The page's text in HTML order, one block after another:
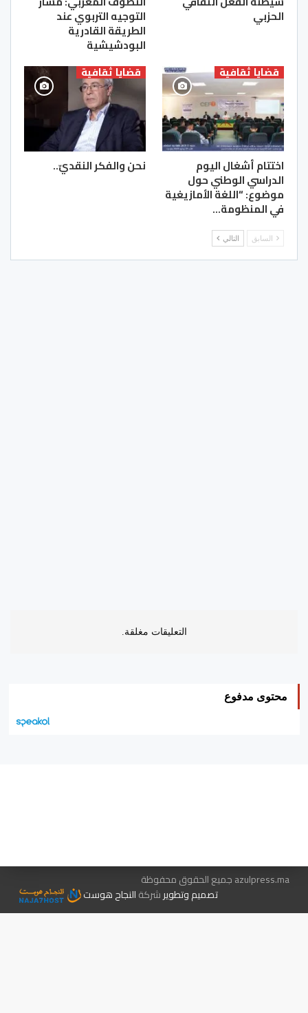
الحزبي التوجيه التربوي عند
الطريقة القادرية
البودشيشية
قضايا ثقافية
اختتام أشغال اليوم
الدراسي الوطني حول
موضوع: “اللغة الأمازيغية
في المنظومة…
قضايا ثقافية
نحن والفكر النقديّ..
السابق التالي
التعليقات مغلقة.
محتوى مدفوع
azulpress.ma جميع الحقوق محفوظة
تصميم وتطويرشركةالنجاح هوست